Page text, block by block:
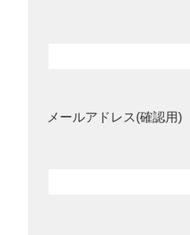
メールアドレス(確認用)